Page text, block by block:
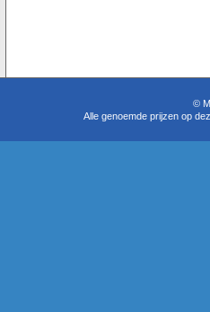
©
Alle genoemde prijzen op